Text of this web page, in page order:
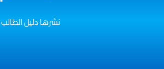
نشرها دليل الطالب